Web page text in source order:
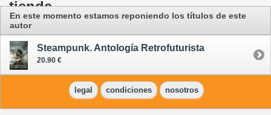
tienda
En este momento estamos reponiendo los títulos de este
autor
Steampunk. Antología Retrofuturista
20.90 €
legal condiciones nosotros